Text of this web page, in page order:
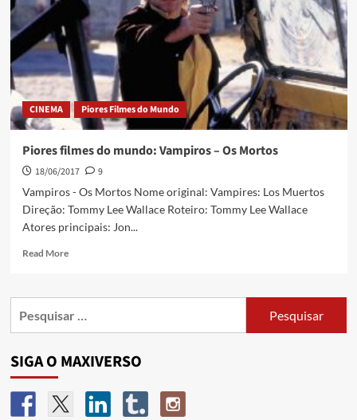
CINEMA Piores Filmes do Mundo
Piores filmes do mundo: Vampiros – Os Mortos
18/06/2017
9
Vampiros - Os Mortos Nome original: Vampires: Los Muertos
Direção: Tommy Lee Wallace Roteiro: Tommy Lee Wallace
Atores principais: Jon...
Read More
SIGA O MAXIVERSO